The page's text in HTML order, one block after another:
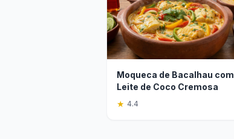
Moqueca de Bacalhau com
Leite de Coco Cremosa
★ 4.4